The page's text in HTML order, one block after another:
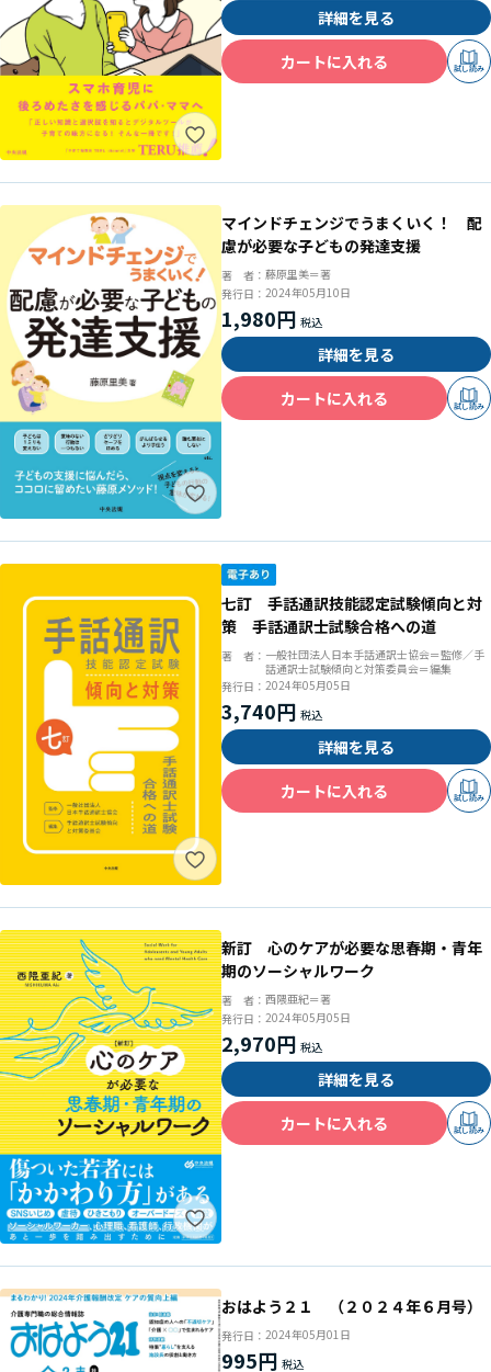
詳細を見る
カートに入れる
試し読み
マインドチェンジでうまくいく！ 配
慮が必要な子どもの発達支援
著 者： 藤原里美＝著
発行日： 2024年05月10日
1,980円
詳細を見る
カートに入れる
試し読み
七訂 手話通訳技能認定試験傾向と対
策 手話通訳士試験合格への道
著 者： 一般社団法人日本手話通訳士協会＝監修／手
話通訳士試験傾向と対策委員会＝編集
発行日： 2024年05月05日
3,740円
詳細を見る
カートに入れる
試し読み
新訂 心のケアが必要な思春期・青年
期のソーシャルワーク
著 者： 西隈亜紀＝著
発行日： 2024年05月05日
2,970円
詳細を見る
カートに入れる
試し読み
おはよう２１ （２０２４年６月号）
発行日： 2024年05月01日
995円